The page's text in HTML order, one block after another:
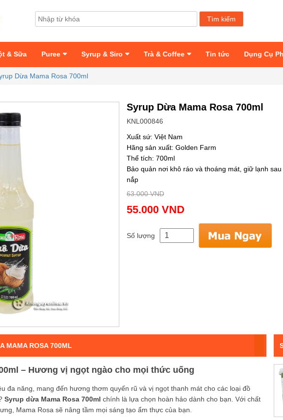
& Sữa Puree Syrup & Siro Trà & Coffee Tin tức Dụng Cụ
Dừa Mama Rosa 700ml
Syrup Dừa Mama Rosa 700ml
KNL000846
Xuất sứ: Việt Nam
Hãng sản xuất: Golden Farm
Thể tích: 700ml
Bảo quản nơi khô ráo và thoáng mát, giữ lạnh
nắp
63.000 VND
55.000 VND
Số lượng
MAMA ROSA 700ML
– Hương vị ngọt ngào cho mọi thức uống
đa năng, mang đến hương thơm quyến rũ và vị ngọt thanh mát cho các loại đồ
Syrup dừa Mama Rosa 700ml chính là lựa chọn hoàn hảo dành cho bạn. Với chất
Mama Rosa sẽ nâng tầm mọi sáng tạo ẩm thực của bạn.